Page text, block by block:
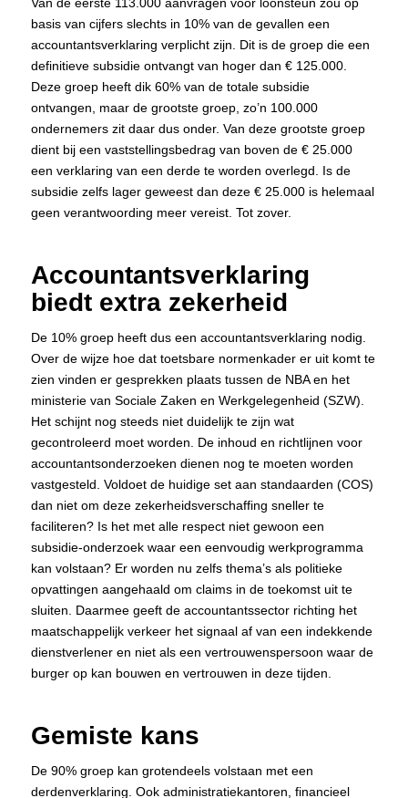
Van de eerste 113.000 aanvragen voor loonsteun zou op
basis van cijfers slechts in 10% van de gevallen een
accountantsverklaring verplicht zijn. Dit is de groep die een
definitieve subsidie ontvangt van hoger dan € 125.000.
Deze groep heeft dik 60% van de totale subsidie
ontvangen, maar de grootste groep, zo’n 100.000
ondernemers zit daar dus onder. Van deze grootste groep
dient bij een vaststellingsbedrag van boven de € 25.000
een verklaring van een derde te worden overlegd. Is de
subsidie zelfs lager geweest dan deze € 25.000 is helemaal
geen verantwoording meer vereist. Tot zover.
Accountantsverklaring
biedt extra zekerheid
De 10% groep heeft dus een accountantsverklaring nodig.
Over de wijze hoe dat toetsbare normenkader er uit komt te
zien vinden er gesprekken plaats tussen de NBA en het
ministerie van Sociale Zaken en Werkgelegenheid (SZW).
Het schijnt nog steeds niet duidelijk te zijn wat
gecontroleerd moet worden. De inhoud en richtlijnen voor
accountantsonderzoeken dienen nog te moeten worden
vastgesteld. Voldoet de huidige set aan standaarden (COS)
dan niet om deze zekerheidsverschaffing sneller te
faciliteren? Is het met alle respect niet gewoon een
subsidie-onderzoek waar een eenvoudig werkprogramma
kan volstaan? Er worden nu zelfs thema’s als politieke
opvattingen aangehaald om claims in de toekomst uit te
sluiten. Daarmee geeft de accountantssector richting het
maatschappelijk verkeer het signaal af van een indekkende
dienstverlener en niet als een vertrouwenspersoon waar de
burger op kan bouwen en vertrouwen in deze tijden.
Gemiste kans
De 90% groep kan grotendeels volstaan met een
derdenverklaring. Ook administratiekantoren, financieel